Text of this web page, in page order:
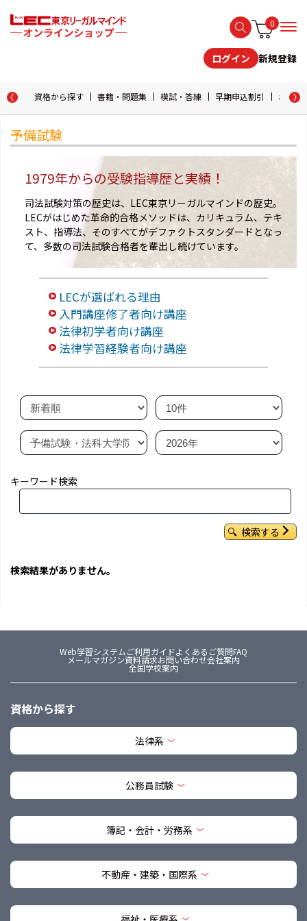
0
ログイン 新規登録
資格から探す 書籍・問題集 模試・答練 早期申込割引 おため
予備試験
1979年からの受験指導歴と実績！
司法試験対策の歴史は、LEC東京リーガルマインドの歴史。
LECがはじめた革命的合格メソッドは、カリキュラム、テキ
スト、指導法、そのすべてがデファクトスタンダードとなっ
て、多数の司法試験合格者を輩出し続けています。
LECが選ばれる理由
入門講座修了者向け講座
法律初学者向け講座
法律学習経験者向け講座
キーワード検索
検索する
検索結果がありません。
Web学習システムご利用ガイドよくあるご質問FAQ
メールマガジン資料請求お問い合わせ会社案内
全国学校案内
資格から探す
法律系
公務員試験
簿記・会計・労務系
不動産・建築・国際系